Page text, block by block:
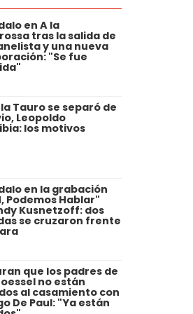
en A la
tras la salida de
y una nueva
"Se fue
Tauro se separó de
Leopoldo
los motivos
en la grabación
Podemos Hablar"
Kusnetzoff: dos
se cruzaron frente
que los padres de
no están
al casamiento con
De Paul: "Ya están